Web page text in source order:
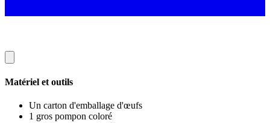
Matériel et outils
Un carton d'emballage d'œufs
1 gros pompon coloré